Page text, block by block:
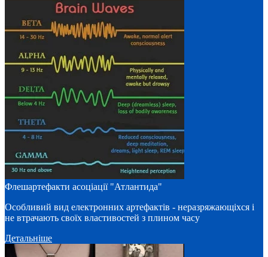
Флешартефакти асоціації "Атлантида"
Особливий вид електронних артефактів - неразряжающіхся і
не втрачають своїх властивостей з плином часу
Детальніше